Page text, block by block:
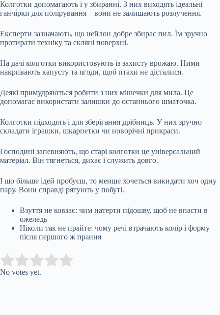
Колготки допомагають і у збиранні. З них виходять ідеальні
ганчірки для полірування – вони не залишають розлучення.
Експерти зазначають, що нейлон добре збирає пил. Їм зручно
протирати техніку та скляні поверхні.
На дачі колготки використовують із захисту врожаю. Ними
накривають капусту та ягоди, щоб птахи не дісталися.
Деякі примудряються робити з них мішечки для мила. Це
допомагає використати залишки до останнього шматочка.
Колготки підходять і для зберігання дрібниць. У них зручно
складати іграшки, шкарпетки чи новорічні прикраси.
Господині запевняють, що старі колготки це універсальний
матеріал. Він тягнеться, дихає і служить довго.
І що більше ідей пробуєш, то менше хочеться викидати хоч одну
пару. Вони справді рятують у побуті.
Взуття не ковзає: чим натерти підошву, щоб не впасти в
ожеледь
Ніколи так не прайте: чому речі втрачають колір і форму
після першого ж прання
Rate this item:
No votes yet.